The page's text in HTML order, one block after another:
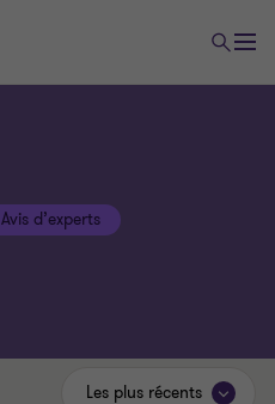
Avis d’experts
Les plus récents